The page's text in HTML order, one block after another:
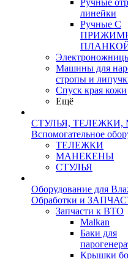
Ручные
линейки
Ручные С
Машины для
стропы и
Спуск края кожи
Ещё
СТУЛЬЯ,
Вспомогательное
ТЕЛЕЖКИ
МАНЕКЕНЫ
СТУЛЬЯ
Оборудование для
Обработки и
Запчасти к ВТО
Malkan
Баки для
Крышки